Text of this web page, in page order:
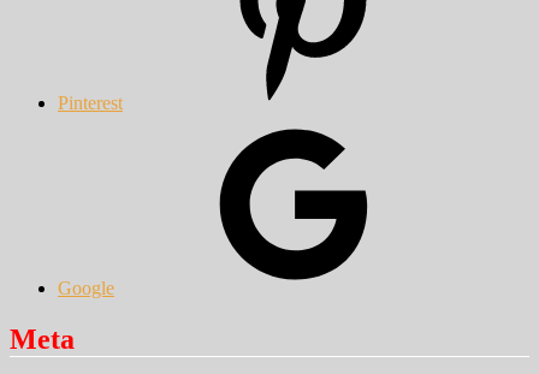
Pinterest
Google
Meta